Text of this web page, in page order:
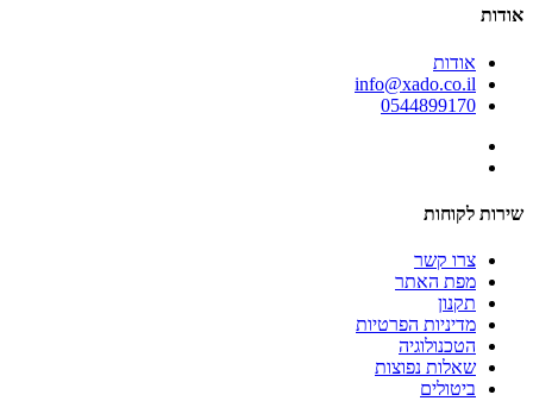
אודות
אודות
info@xado.co.il
0544899170
שירות לקוחות
צרו קשר
מפת האתר
תקנון
מדיניות הפרטיות
הטכנולוגיה
שאלות נפוצות
ביטולים